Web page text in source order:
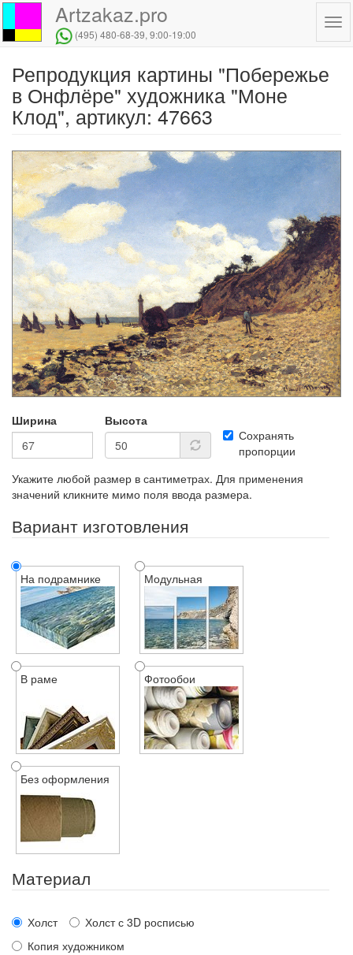
Перейти
основному
содержанию
Artzakaz.pro
(495) 480-68-39, 9:00-19:00
Репродукция картины "Побережье
в Онфлёре" художника "Моне
Клод", артикул: 47663
Ширина
Высота
Сохранять
пропорции
Укажите любой размер в сантиметрах. Для применения
значений кликните мимо поля ввода размера.
Вариант изготовления
На подрамнике Модульная
В раме Фотообои
Без оформления
Материал
Холст
Холст с 3D росписью
Копия художником